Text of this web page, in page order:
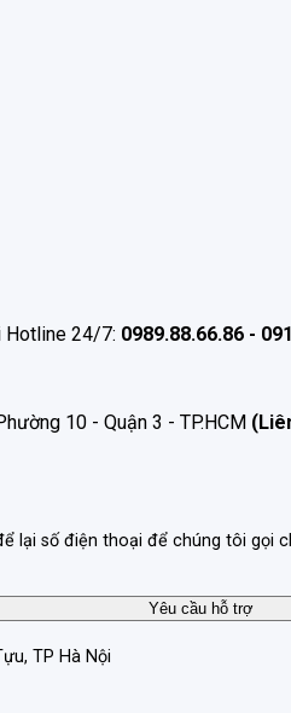
Hotline 24/7: 0989.88.66.86 -
10 - Quận 3 - TP.HCM
lại số điện thoại để chúng tôi gọi
TP Hà Nội